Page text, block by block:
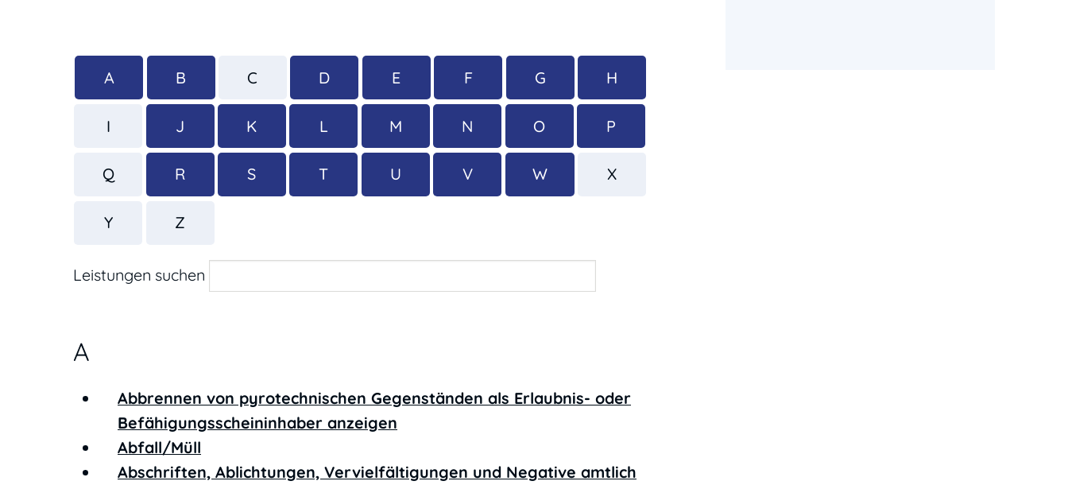
A B C D E F G H
I J K L M N O P
Q R S T U V W X
Y Z
Leistungen suchen
A
Abbrennen von pyrotechnischen Gegenständen als Erlaubnis- oder
Befähigungsscheininhaber anzeigen
Abfall/Müll
Abschriften, Ablichtungen, Vervielfältigungen und Negative amtlich